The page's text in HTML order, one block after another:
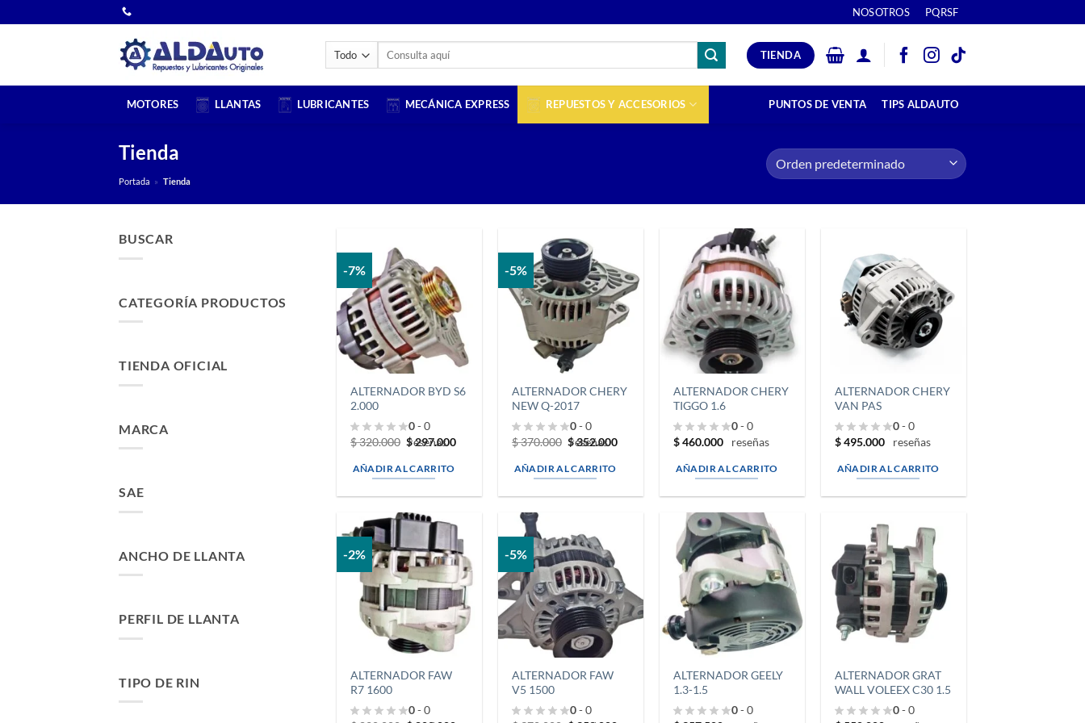
al
NOSOTROS PQRSF
Buscar
TIENDA
MOTORES LLANTAS LUBRICANTES MECÁNICA EXPRESS REPUESTOS Y ACCESORIOS PUNTOS DE VENTA TIPS ALDAUTO
Tienda
Portada » Tienda
BUSCAR
CATEGORÍA PRODUCTOS
TIENDA OFICIAL
MARCA
SAE
ANCHO DE LLANTA
PERFIL DE LLANTA
TIPO DE RIN
-7%
ALTERNADOR BYD S6
2.000
0- 0
reseñas
$320.000 El
original
era:
$297.000El
AÑADIR AL CARRITO
-5%
ALTERNADOR CHERY
NEW Q-2017
0- 0
reseñas
$370.000 El
original
era:
$352.000El
AÑADIR AL CARRITO
ALTERNADOR CHERY
TIGGO 1.6
0- 0
reseñas
$460.000
AÑADIR AL CARRITO
ALTERNADOR CHERY
VAN PAS
0- 0
reseñas
$495.000
AÑADIR AL CARRITO
-2%
ALTERNADOR FAW
R7 1600
0- 0
-5%
ALTERNADOR FAW
V5 1500
0- 0
ALTERNADOR GEELY
1.3-1.5
0- 0
ALTERNADOR GRAT
WALL VOLEEX C30 1.5
0- 0